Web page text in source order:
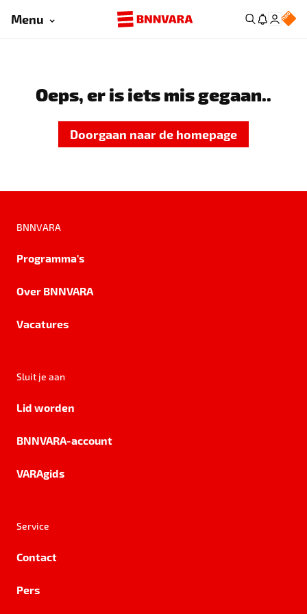
Menu
Oeps, er is iets mis gegaan..
Doorgaan naar de homepage
BNNVARA
Programma's
Over BNNVARA
Vacatures
Sluit je aan
Lid worden
BNNVARA-account
VARAgids
Service
Contact
Pers